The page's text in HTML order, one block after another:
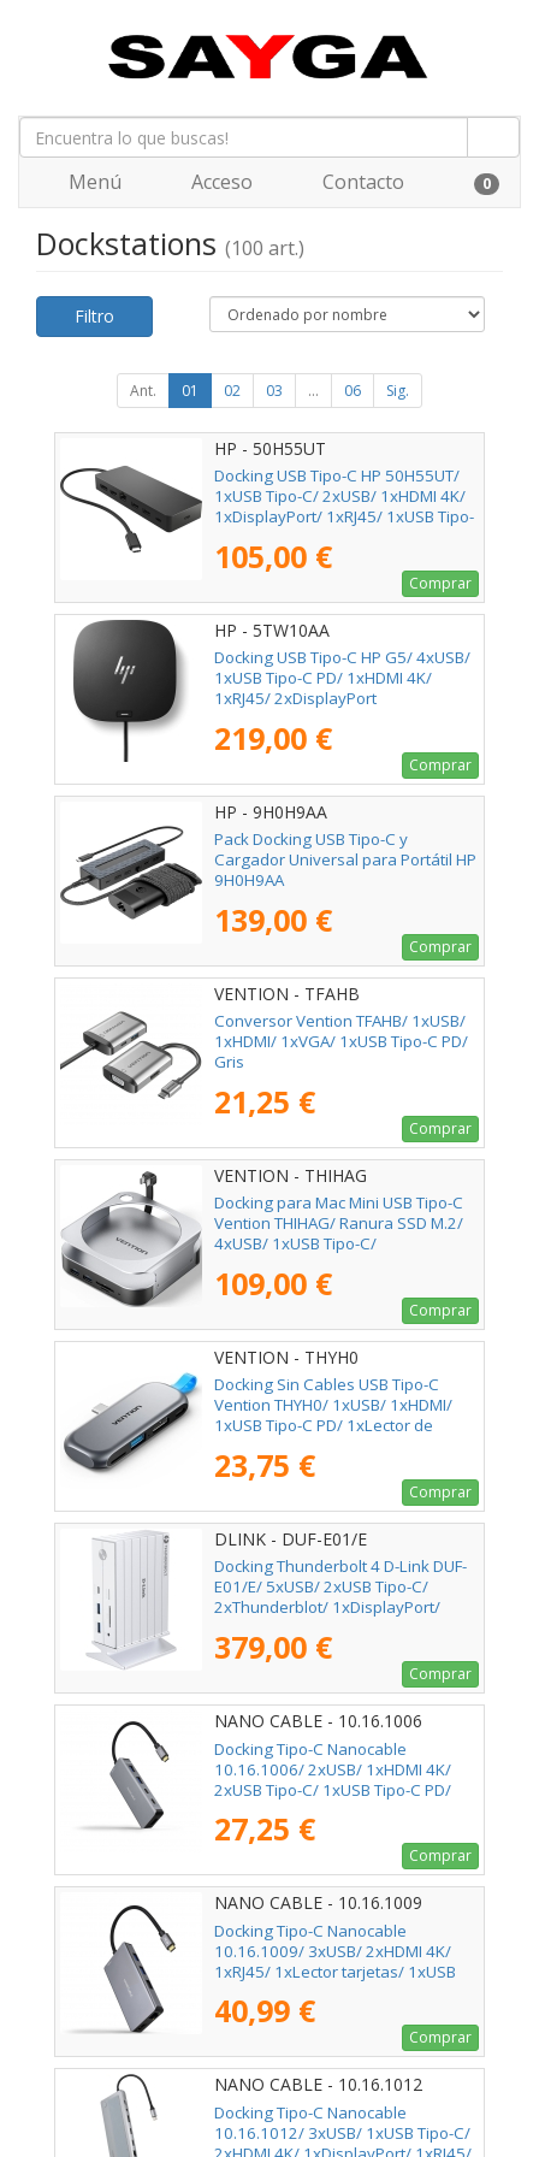
Menú Acceso Contacto 0
Dockstations (100 art.)
Filtro
Ant. 01 02 03 ... 06 Sig.
HP - 50H55UT
Docking USB Tipo-C HP 50H55UT/
1xUSB Tipo-C/ 2xUSB/ 1xHDMI 4K/
1xDisplayPort/ 1xRJ45/ 1xUSB Tipo-
105,00 €
Comprar
HP - 5TW10AA
Docking USB Tipo-C HP G5/ 4xUSB/
1xUSB Tipo-C PD/ 1xHDMI 4K/
1xRJ45/ 2xDisplayPort
219,00 €
Comprar
HP - 9H0H9AA
Pack Docking USB Tipo-C y
Cargador Universal para Portátil HP
9H0H9AA
139,00 €
Comprar
VENTION - TFAHB
Conversor Vention TFAHB/ 1xUSB/
1xHDMI/ 1xVGA/ 1xUSB Tipo-C PD/
Gris
21,25 €
Comprar
VENTION - THIHAG
Docking para Mac Mini USB Tipo-C
Vention THIHAG/ Ranura SSD M.2/
4xUSB/ 1xUSB Tipo-C/
Tarjetas/ 1xJack 3.5mm
109,00 €
Comprar
VENTION - THYH0
Docking Sin Cables USB Tipo-C
Vention THYH0/ 1xUSB/ 1xHDMI/
1xUSB Tipo-C PD/ 1xLector de
23,75 €
Comprar
DLINK - DUF-E01/E
Docking Thunderbolt 4 D-Link DUF-
E01/E/ 5xUSB/ 2xUSB Tipo-C/
2xThunderblot/ 1xDisplayPort/
1xLector de Tarjetas/ Blanco
379,00 €
Comprar
NANO CABLE - 10.16.1006
Docking Tipo-C Nanocable
10.16.1006/ 2xUSB/ 1xHDMI 4K/
2xUSB Tipo-C/ 1xUSB Tipo-C PD/
27,25 €
Comprar
NANO CABLE - 10.16.1009
Docking Tipo-C Nanocable
10.16.1009/ 3xUSB/ 2xHDMI 4K/
1xRJ45/ 1xLector tarjetas/ 1xUSB
40,99 €
Comprar
NANO CABLE - 10.16.1012
Docking Tipo-C Nanocable
10.16.1012/ 3xUSB/ 1xUSB Tipo-C/